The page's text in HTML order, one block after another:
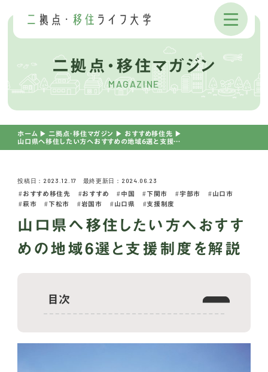
二拠点・移住マガジン
MAGAZINE
ホーム ▶︎ 二拠点・移住マガジン ▶︎ おすすめ移住先 ▶︎
山口県へ移住したい方へおすすめの地域6選と支援制度を解説
投稿日：2023.12.17 最終更新日：2024.06.23
おすすめ移住先 おすすめ 中国 下関市 宇部市
山口市
萩市
下松市 岩国市 山口県 支援制度
山口県へ移住したい方へおすす
めの地域6選と支援制度を解説
目次